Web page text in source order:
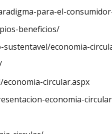
para-el-
beneficios/
economia-
circular.aspx
economia-